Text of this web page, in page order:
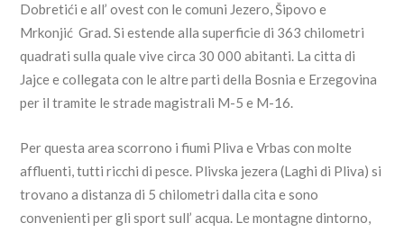
Dobretići e all’ ovest con le comuni Jezero, Šipovo e
Mrkonjić Grad. Si estende alla superficie di 363 chilometri
quadrati sulla quale vive circa 30 000 abitanti. La citta di
Jajce e collegata con le altre parti della Bosnia e Erzegovina
per il tramite le strade magistrali M-5 e M-16.
Per questa area scorrono i fiumi Pliva e Vrbas con molte
affluenti, tutti ricchi di pesce. Plivska jezera (Laghi di Pliva) si
trovano a distanza di 5 chilometri dalla cita e sono
convenienti per gli sport sull’ acqua. Le montagne dintorno,